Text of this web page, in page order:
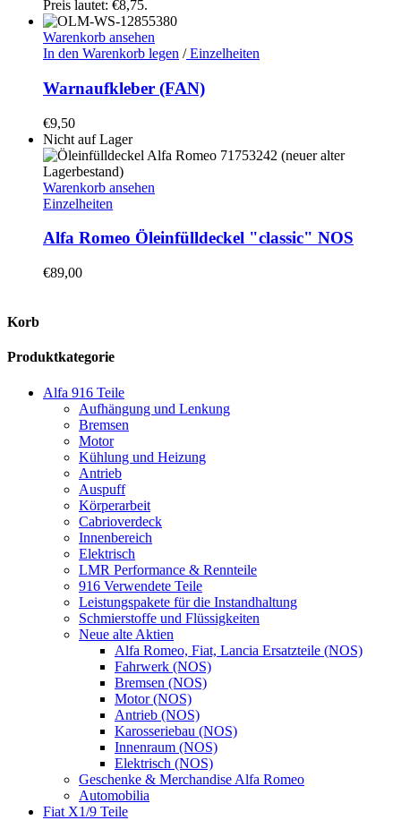
Preis lautet: €8,75.
Warenkorb ansehen
In den Warenkorb legen /Einzelheiten
Warnaufkleber (FAN)
€9,50
Nicht auf Lager
Warenkorb ansehen
Einzelheiten
Alfa Romeo Öleinfülldeckel "classic" NOS
€89,00
Korb
Produktkategorie
Alfa 916 Teile
Aufhängung und Lenkung
Bremsen
Motor
Kühlung und Heizung
Antrieb
Auspuff
Körperarbeit
Cabrioverdeck
Innenbereich
Elektrisch
LMR Performance & Rennteile
916 Verwendete Teile
Leistungspakete für die Instandhaltung
Schmierstoffe und Flüssigkeiten
Neue alte Aktien
Alfa Romeo, Fiat, Lancia Ersatzteile (NOS)
Fahrwerk (NOS)
Bremsen (NOS)
Motor (NOS)
Antrieb (NOS)
Karosseriebau (NOS)
Innenraum (NOS)
Elektrisch (NOS)
Geschenke & Merchandise Alfa Romeo
Automobilia
Fiat X1/9 Teile